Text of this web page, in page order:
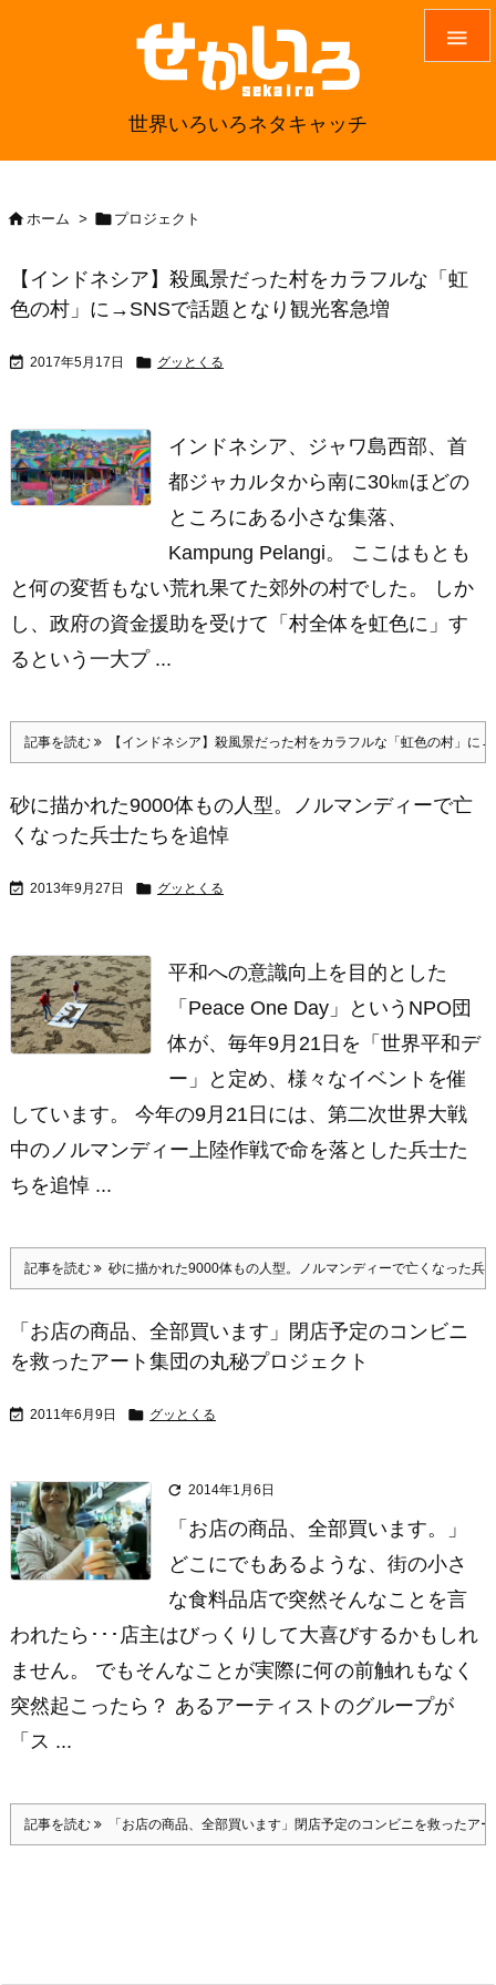
世界いろいろネタキャッチ

ホーム >  プロジェクト
【インドネシア】殺風景だった村をカラフルな「虹
色の村」に→SNSで話題となり観光客急増
 2017年5月17日  グッとくる
インドネシア、ジャワ島西部、首
都ジャカルタから南に30㎞ほどの
ところにある小さな集落、
Kampung Pelangi。 ここはもとも
と何の変哲もない荒れ果てた郊外の村でした。 しか
し、政府の資金援助を受けて「村全体を虹色に」す
るという一大プ ...
記事を読む 【インドネシア】殺風景だった村をカラフルな「虹色の村」に
砂に描かれた9000体もの人型。ノルマンディーで亡
くなった兵士たちを追悼
 2013年9月27日  グッとくる
平和への意識向上を目的とした
「Peace One Day」というNPO団
体が、毎年9月21日を「世界平和デ
ー」と定め、様々なイベントを催
しています。 今年の9月21日には、第二次世界大戦
中のノルマンディー上陸作戦で命を落とした兵士た
ちを追悼 ...
記事を読む 砂に描かれた9000体もの人型。ノルマンディーで亡くなった兵
「お店の商品、全部買います」閉店予定のコンビニ
を救ったアート集団の丸秘プロジェクト
 2011年6月9日  グッとくる
 2014年1月6日
「お店の商品、全部買います。」
どこにでもあるような、街の小さ
な食料品店で突然そんなことを言
われたら･･･店主はびっくりして大喜びするかもしれ
ません。 でもそんなことが実際に何の前触れもなく
突然起こったら？ あるアーティストのグループが
「ス ...
記事を読む 「お店の商品、全部買います」閉店予定のコンビニを救ったア